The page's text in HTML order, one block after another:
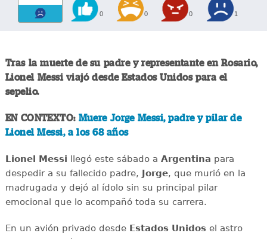
0 0 0 1
Tras la muerte de su padre y representante en Rosario,
Lionel Messiviajó desde Estados Unidos para el
sepelio.
EN CONTEXTO: Muere Jorge Messi, padre y pilar de
Lionel Messi, a los 68 años
Lionel Messi llegó este sábado a Argentina para
despedir a su fallecido padre, Jorge, que murió en la
madrugada y dejó al ídolo sin su principal pilar
emocional que lo acompañó toda su carrera.
En un avión privado desdeEstados Unidosel astro